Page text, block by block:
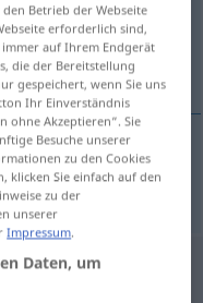
antippen)
Betrieb der Webseite
erforderlich sind,
auf Ihrem Endgerät
die der Bereitstellung
gespeichert, wenn Sie uns
Ihr Einverständnis
ohne Akzeptieren“. Sie
Besuche unserer
zu den Cookies
klicken Sie einfach auf den
zu der
unserer
Impressum.
Daten, um